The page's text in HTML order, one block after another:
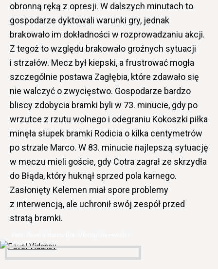
obronną ręką z opresji. W dalszych minutach to
gospodarze dyktowali warunki gry, jednak
brakowało im dokładności w rozprowadzaniu akcji.
Z tegoż to względu brakowało groźnych sytuacji
i strzałów. Mecz był kiepski, a frustrować mogła
szczególnie postawa Zagłębia, które zdawało się
nie walczyć o zwycięstwo. Gospodarze bardzo
bliscy zdobycia bramki byli w 73. minucie, gdy po
wrzutce z rzutu wolnego i odegraniu Kokoszki piłka
minęła słupek bramki Rodicia o kilka centymetrów
po strzale Marco. W 83. minucie najlepszą sytuację
w meczu mieli goście, gdy Cotra zagrał ze skrzydła
do Błąda, który huknął sprzed pola karnego.
Zasłonięty Kelemen miał spore problemy
z interwencją, ale uchronił swój zespół przed
stratą bramki.
iGol.pl)